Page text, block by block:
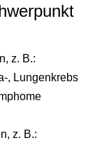
z. B.:
, Lungenkrebs
z. B.: